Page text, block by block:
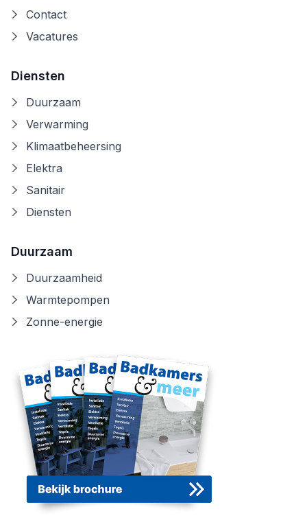
Contact
Vacatures
Diensten
Duurzaam
Verwarming
Klimaatbeheersing
Elektra
Sanitair
Diensten
Duurzaam
Duurzaamheid
Warmtepompen
Zonne-energie